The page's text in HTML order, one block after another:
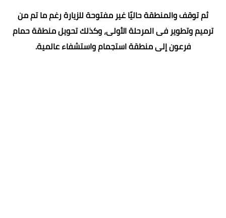
ثم توقف والمنطقة حاليًا غير مفتوحة للزيارة رغم ما تم من
ترميم وتطوير فى المرحلة الأولى، وكذلك تحويل منطقة حمام
فرعون إلى منطقة استجمام واستشفاء عالمية.